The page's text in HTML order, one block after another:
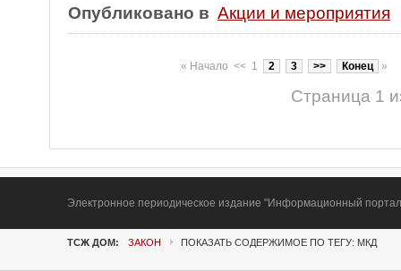
Опубликовано в Акции и мероприятия
« Начало << 1 2 3 >> Конец »
Страница 1
Электронное периодическое издание "Информационный
ТСЖ ДОМ: ЗАКОН ПОКАЗАТЬ СОДЕРЖИМОЕ ПО ТЕГУ: МКД